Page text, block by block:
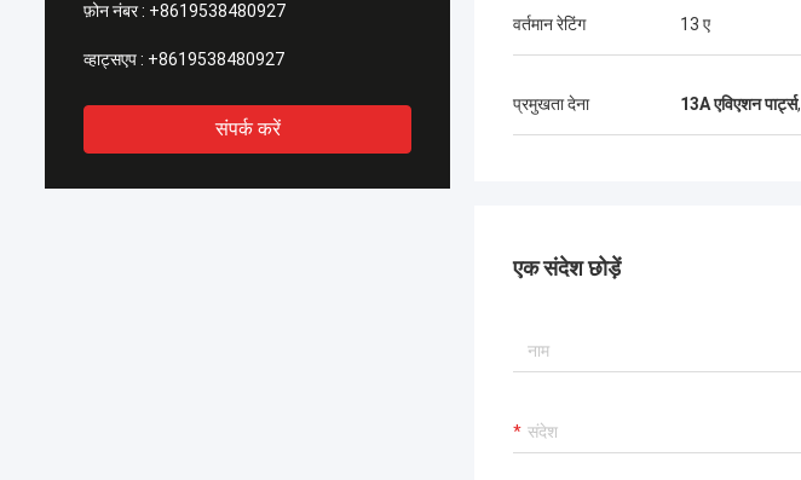
फ़ोन नंबर : +8619538480927
व्हाट्सएप : +8619538480927
संपर्क करें
वर्तमान रेटिंग 13 ए
प्रमुखता देना 13A एविएशन पार्ट्स,
एक संदेश छोड़ें